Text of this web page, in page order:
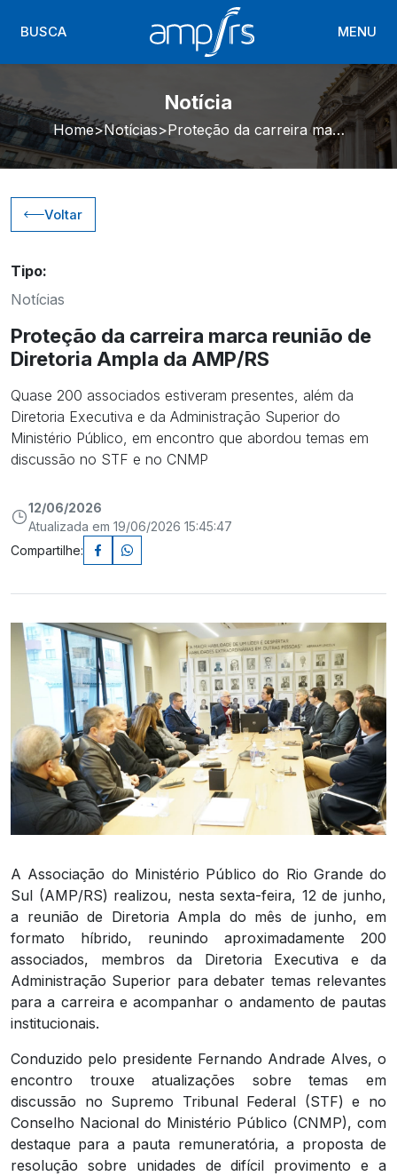
BUSCA MENU
Notícia
Home Notícias Proteção da carreira marca reunião de Diretoria Ampla da AMP/RS
Voltar
Tipo:
Notícias
Proteção da carreira marca reunião de
Diretoria Ampla da AMP/RS
Quase 200 associados estiveram presentes, além da
Diretoria Executiva e da Administração Superior do
Ministério Público, em encontro que abordou temas em
discussão no STF e no CNMP
12/06/2026
Atualizada em 19/06/2026 15:45:47
Compartilhe:
A Associação do Ministério Público do Rio Grande do
Sul (AMP/RS) realizou, nesta sexta-feira, 12 de junho,
a reunião de Diretoria Ampla do mês de junho, em
formato híbrido, reunindo aproximadamente 200
associados, membros da Diretoria Executiva e da
Administração Superior para debater temas relevantes
para a carreira e acompanhar o andamento de pautas
institucionais.
Conduzido pelo presidente Fernando Andrade Alves, o
encontro trouxe atualizações sobre temas em
discussão no Supremo Tribunal Federal (STF) e no
Conselho Nacional do Ministério Público (CNMP), com
destaque para a pauta remuneratória, a proposta de
resolução sobre unidades de difícil provimento e a